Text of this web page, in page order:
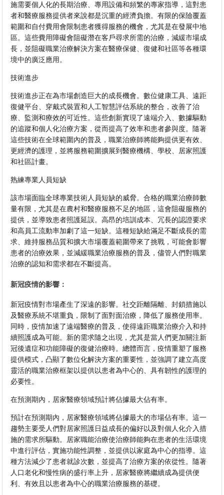
施需要個人化的長期治療、專用設備和頻繁的專家指導，這對患
者和醫療服務提供者來說都是沉重的經濟負擔。有限的保險覆蓋
範圍和自付費用會限制患者獲得服務的機會，尤其是在發展中地
區。這些費用障礙會阻礙潛在客戶尋求所需的治療，減緩市場成
長，並阻礙職業治療解決方案在醫療保健、復健和社區等各種環
境中的廣泛應用。
技術進步
技術進步正在為市場創造巨大的成長機會。數位健康工具、遠距
復健平台、穿戴式裝置和人工智慧評估系統的整合，改善了治
療、監測和療效的可近性。這些創新實現了遠端介入、數據驅動
的追蹤和個人化治療方案，從而提高了效率和患者參與度。隨著
這些技術在全球範圍內的普及，職業治療師將能夠提供更有效、
更經濟的護理，並將服務範圍擴展到醫療機構、學校、居家照護
和社區計畫。
熟練專業人員短缺
該市場面臨全球專業技術人員短缺的威脅。合格的職業治療師數
量有限，尤其是在農村和醫療服務不足的地區，這會阻礙服務的
提供，並導致患者照護延誤。高昂的培訓成本、冗長的認證要求
和高員工流動率加劇了這一短缺。這種短缺給滿足不斷成長的需
求、維持服務品質和擴大市場覆蓋範圍帶來了挑戰，可能會影響
患者的治療效果，並減緩職業治療服務的普及，儘管人們對職業
治療的認知和需求都在不斷提高。
新冠疫情的影響：
新冠疫情對市場產生了深遠的影響。社交距離隔離、封鎖措施以
及醫療系統不堪重負，限制了面對面治療，降低了服務使用率。
同時，疫情加速了遠端醫療的普及，使得遠距職業治療介入和持
續照護成為可能。新的需求隨之出現，尤其是當人們更加關注新
冠後遺症和功能障礙的復健治療時。總體而言，疫情重塑了服務
提供模式，凸顯了數位化解決方案的重要性，並強調了建立高度
靈活的職業治療框架以提供以患者為中心的、具有韌性的護理的
必要性。
在預測期內，居家醫療領域預計將佔據最大佔有率。
預計在預測期內，居家醫療領域將佔據最大的市場佔有率。這一
趨勢主要受人們對居家照護日益成長的偏好以及對個人化介入措
施的需求所驅動。居家職能治療使治療師能夠在患者的生活環境
中進行評估，實施功能性調整，並提供以家庭為中心的指導。這
種方法減少了患者就診次數，並提高了治療方案的依從性。隨著
人口老化和慢性病的盛行率上升，居家醫療將繼續成為提供便
利、有效且以患者為中心的職業治療服務的基礎。